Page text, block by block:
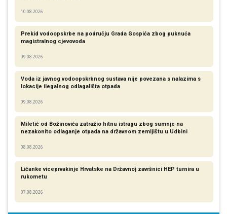
10.08.2026
Prekid vodoopskrbe na području Grada Gospića zbog puknuća
magistralnog cjevovoda
09.08.2026
Voda iz javnog vodoopskrbnog sustava nije povezana s nalazima s
lokacije ilegalnog odlagališta otpada
09.08.2026
Miletić od Božinovića zatražio hitnu istragu zbog sumnje na
nezakonito odlaganje otpada na državnom zemljištu u Udbini
08.08.2026
Ličanke viceprvakinje Hrvatske na Državnoj završnici HEP turnira u
rukometu
07.08.2026